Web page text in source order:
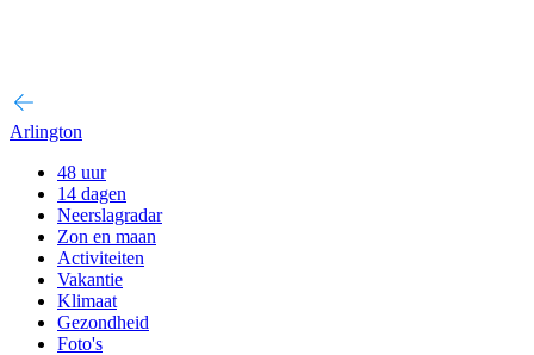
Arlington
48 uur
14 dagen
Neerslagradar
Zon en maan
Activiteiten
Vakantie
Klimaat
Gezondheid
Foto's